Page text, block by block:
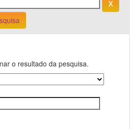
o resultado da pesquisa.